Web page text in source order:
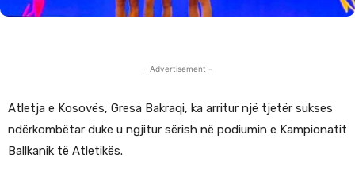
- Advertisement -
Atletja e Kosovës, Gresa Bakraqi, ka arritur një tjetër sukses
ndërkombëtar duke u ngjitur sërish në podiumin e Kampionatit
Ballkanik të Atletikës.